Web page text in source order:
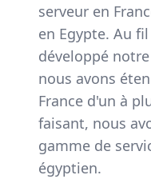
serveur en
en Egypte. Au
développé
nous avons
France d'un à
faisant, nous
gamme de
égyptien.